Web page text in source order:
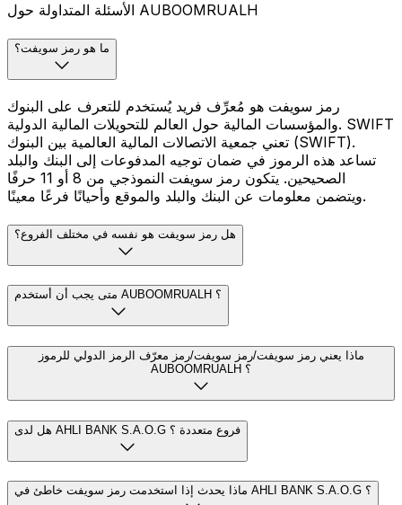
الأسئلة المتداولة حول AUBOOMRUALH
ما هو رمز سويفت؟
رمز سويفت هو مُعرِّف فريد يُستخدم للتعرف على البنوك
والمؤسسات المالية حول العالم للتحويلات المالية الدولية. SWIFT
تعني جمعية الاتصالات المالية العالمية بين البنوك (SWIFT).
تساعد هذه الرموز في ضمان توجيه المدفوعات إلى البنك والبلد
الصحيحين. يتكون رمز سويفت النموذجي من 8 أو 11 حرفًا
ويتضمن معلومات عن البنك والبلد والموقع وأحيانًا فرعًا معينًا.
هل رمز سويفت هو نفسه في مختلف الفروع؟
متى يجب أن أستخدم AUBOOMRUALH ؟
ماذا يعني رمز سويفت/رمز سويفت/رمز معرّف الرمز الدولي للرموز
AUBOOMRUALH ؟
هل لدى AHLI BANK S.A.O.G فروع متعددة ؟
ماذا يحدث إذا استخدمت رمز سويفت خاطئ في AHLI BANK S.A.O.G ؟